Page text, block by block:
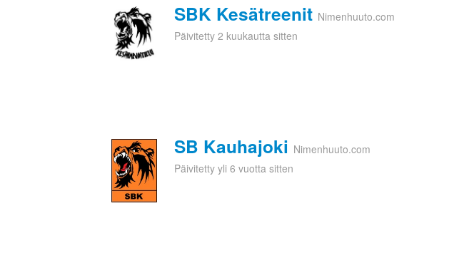
SBK Kesätreenit Nimenhuuto.com
Päivitetty 2 kuukautta sitten
SB Kauhajoki Nimenhuuto.com
Päivitetty yli 6 vuotta sitten